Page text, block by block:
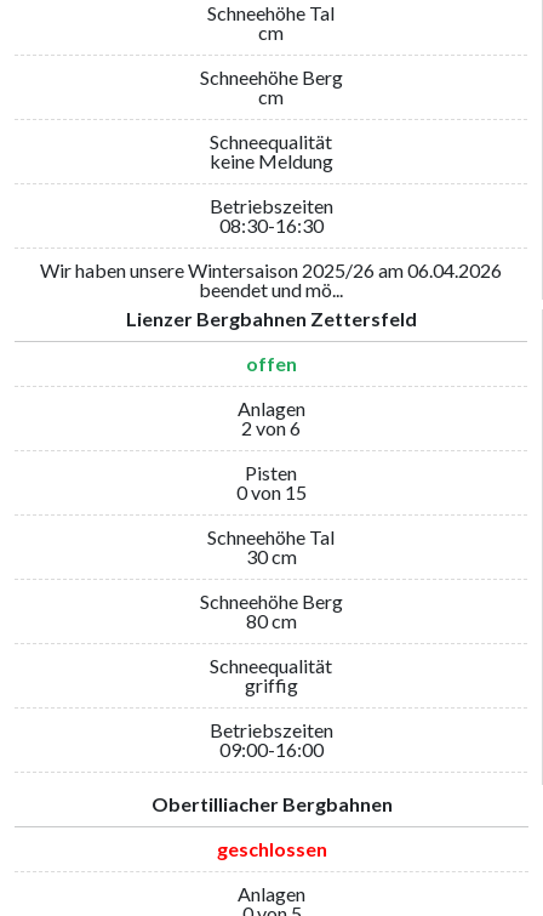
Schneehöhe Tal
cm
Schneehöhe Berg
cm
Schneequalität
keine Meldung
Betriebszeiten
08:30-16:30
Wir haben unsere Wintersaison 2025/26 am 06.04.2026
beendet und mö...
Lienzer Bergbahnen Zettersfeld
offen
Anlagen
2 von 6
Pisten
0 von 15
Schneehöhe Tal
30 cm
Schneehöhe Berg
80 cm
Schneequalität
griffig
Betriebszeiten
09:00-16:00
Obertilliacher Bergbahnen
geschlossen
Anlagen